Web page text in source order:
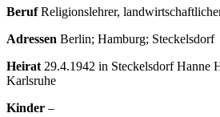
BerufReligionslehrer,
Adressen Berlin; Hamburg; Steckelsdorf
Heirat 29.4.1942 in Steckelsdorf Hanne
Karlsruhe
Kinder –